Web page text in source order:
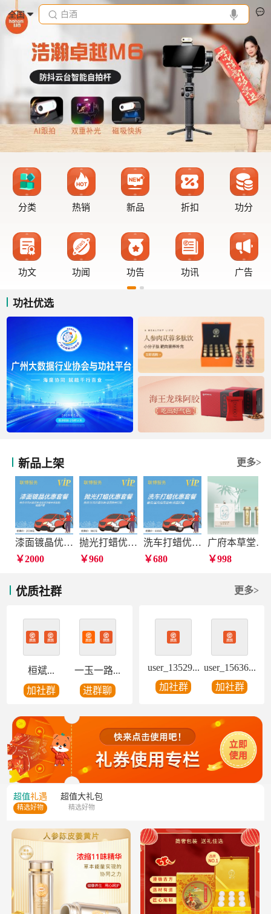
全国 白酒
分类 热销 新品 折扣 功分
功文 功闻 功告 功讯 广告
功社优选
新品上架 更多>
漆面镀晶优惠套餐
￥2000
抛光打蜡优惠套餐
￥960
洗车打蜡优惠套餐
￥680
广府本草堂元宝枫神经酸凝胶糖果
￥998
优质社群 更多>
桓斌...
加社群
一玉一路...
进群聊
user_13529...
加社群
user_15636...
加社群
超值礼遇
精选好物
超值大礼包
精选好物